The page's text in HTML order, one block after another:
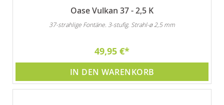
Oase Vulkan 37 - 2,5 K
37-strahlige Fontäne. 3-stufig. Strahl-ø 2,5 mm
49,95 €
IN DEN WARENKORB